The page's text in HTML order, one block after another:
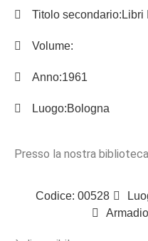
Titolo secondario: Libri
Volume:
Anno:1961
Luogo:Bologna
Presso la nostra
Codice: 00528